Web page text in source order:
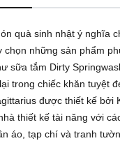
quà sinh nhật ý nghĩa
chọn những sản phẩm
sữa tắm Dirty
trong chiếc khăn tuyệt
được thiết kế bởi
thiết kế tài năng với
áo, tạp chí và tranh